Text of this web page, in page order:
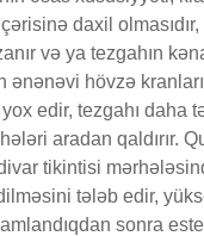
daxil
və ya tezgahın
hövzə
yox edir, tezgahı daha
aradan qaldırır.
tikintisi
tələb edir,
sonra